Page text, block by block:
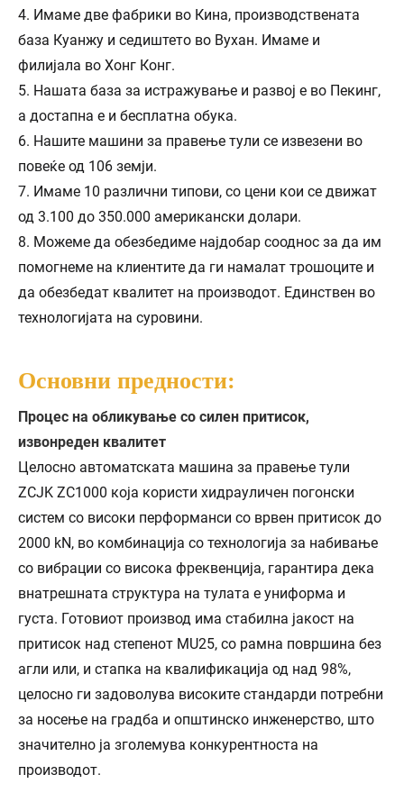
4. Имаме две фабрики во Кина, производствената
база Куанжу и седиштето во Вухан. Имаме и
филијала во Хонг Конг.
5. Нашата база за истражување и развој е во Пекинг,
а достапна е и бесплатна обука.
6. Нашите машини за правење тули се извезени во
повеќе од 106 земји.
7. Имаме 10 различни типови, со цени кои се движат
од 3.100 до 350.000 американски долари.
8. Можеме да обезбедиме најдобар сооднос за да им
помогнеме на клиентите да ги намалат трошоците и
да обезбедат квалитет на производот. Единствен во
технологијата на суровини.
Основни предности:
Процес на обликување со силен притисок,
извонреден квалитет
Целосно автоматската машина за правење тули
ZCJK ZC1000 која користи хидрауличен погонски
систем со високи перформанси со врвен притисок до
2000 kN, во комбинација со технологија за набивање
со вибрации со висока фреквенција, гарантира дека
внатрешната структура на тулата е униформа и
густа. Готовиот производ има стабилна јакост на
притисок над степенот MU25, со рамна површина без
агли или, и стапка на квалификација од над 98%,
целосно ги задоволува високите стандарди потребни
за носење на градба и општинско инженерство, што
значително ја зголемува конкурентноста на
производот.